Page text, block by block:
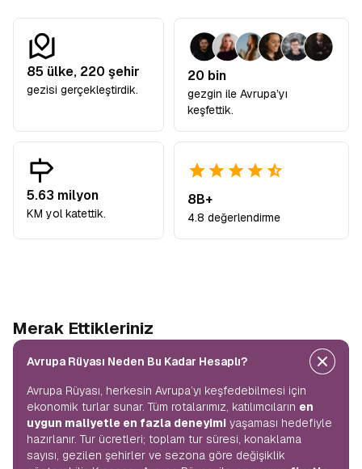
85 ülke, 220 şehir
gezisi gerçekleştirdik.
20 bin
gezgin ile Avrupa’yı
keşfettik.
5.63 milyon
KM yol katettik.
8B+
4.8 değerlendirme
Merak Ettikleriniz
Avrupa Rüyası Neden Bu Kadar Hesaplı?
Avrupa Rüyası, herkesin Avrupa’yı keşfedebilmesi için
ekonomik turlar sunar. Tüm rotalarımız, katılımcıların en
uygun maliyetle en fazla deneyimi yaşaması hedefiyle
hazırlanır. Tur ücretleri; toplam tur süresi, konaklama
sayısı, gezilen şehirler ve sezona göre değişiklik